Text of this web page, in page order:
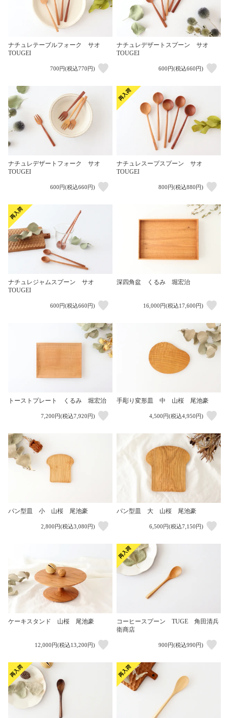
ナチュレテーブルフォーク サオ
TOUGEI
700円(税込770円)
ナチュレデザートスプーン サオ
TOUGEI
600円(税込660円)
ナチュレデザートフォーク サオ
TOUGEI
600円(税込660円)
ナチュレスープスプーン サオ
TOUGEI
800円(税込880円)
ナチュレジャムスプーン サオ
TOUGEI
600円(税込660円)
深四角盆 くるみ 堀宏治
16,000円(税込17,600円)
トーストプレート くるみ 堀宏治
7,200円(税込7,920円)
手彫り変形皿 中 山桜 尾池豪
4,500円(税込4,950円)
パン型皿 小 山桜 尾池豪
2,800円(税込3,080円)
パン型皿 大 山桜 尾池豪
6,500円(税込7,150円)
ケーキスタンド 山桜 尾池豪
12,000円(税込13,200円)
コーヒースプーン TUGE 角田清兵
衛商店
900円(税込990円)